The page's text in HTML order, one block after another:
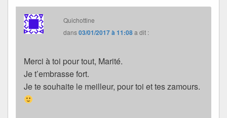
Quichottine
dans03/01/2017 à 11:08a dit :
Merci à toi pour tout, Marité.
Je t’embrasse fort.
Je te souhaite le meilleur, pour toi et tes zamours.